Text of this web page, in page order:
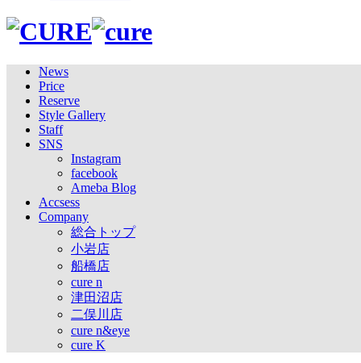
News
Price
Reserve
Style Gallery
Staff
SNS
Instagram
facebook
Ameba Blog
Accsess
Company
総合トップ
小岩店
船橋店
cure n
津田沼店
二俣川店
cure n&eye
cure K